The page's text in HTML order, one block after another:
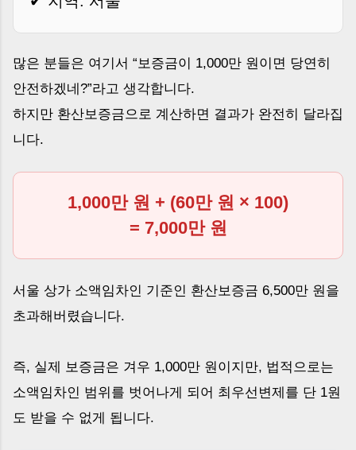
많은 분들은 여기서 “보증금이 1,000만 원이면 당연히
안전하겠네?”라고 생각합니다.
하지만 환산보증금으로 계산하면 결과가 완전히 달라집
니다.
1,000만 원 + (60만 원 × 100)
= 7,000만 원
서울 상가 소액임차인 기준인 환산보증금 6,500만 원을
초과해버렸습니다.
즉, 실제 보증금은 겨우 1,000만 원이지만, 법적으로는
소액임차인 범위를 벗어나게 되어 최우선변제를 단 1원
도 받을 수 없게 됩니다.